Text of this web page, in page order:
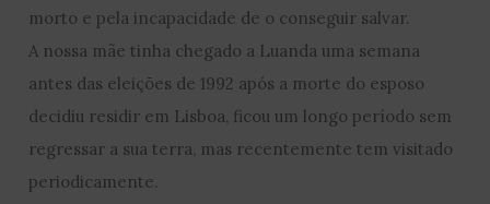
morto e pela incapacidade de o conseguir salvar.
A nossa mãe tinha chegado a Luanda uma semana
antes das eleições de 1992 após a morte do esposo
decidiu residir em Lisboa, ficou um longo período sem
regressar a sua terra, mas recentemente tem visitado
periodicamente.